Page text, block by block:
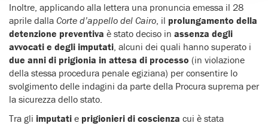
Inoltre, applicando alla lettera una pronuncia emessa il 28
aprile dalla Corte d’appello del Cairo , il prolungamento della
detenzione preventiva è stato deciso in assenza degli
avvocati e degli imputati , alcuni dei quali hanno superato i
due anni di prigionia in attesa di processo (in violazione
della stessa procedura penale egiziana) per consentire lo
svolgimento delle indagini da parte della Procura suprema per
la sicurezza dello stato.
Tra gli imputati e prigionieri di coscienza cui è stata